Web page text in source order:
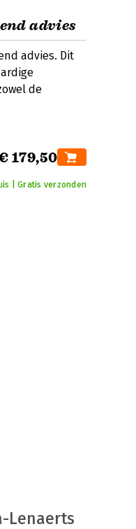
advies
advies. Dit
de
179,50
| Gratis verzonden
Lenaerts